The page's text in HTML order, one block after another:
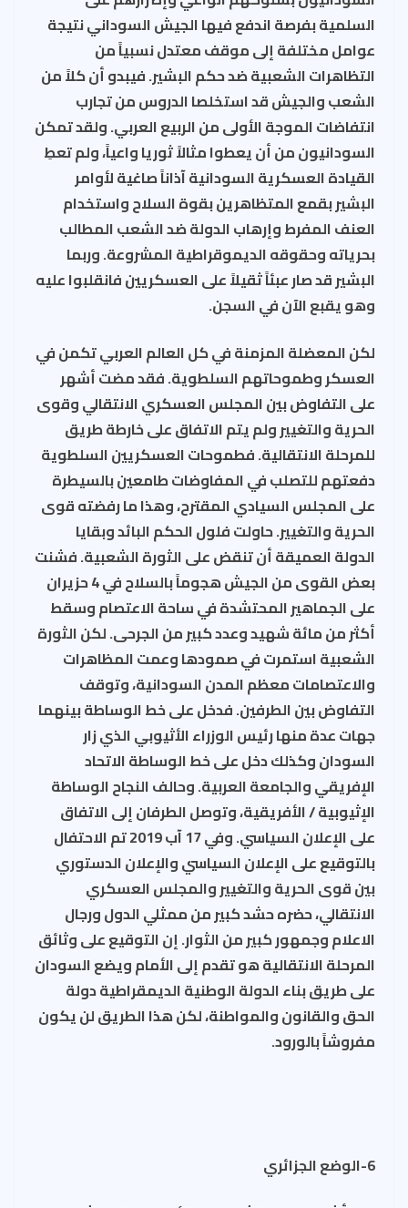
السلمية بفرصة اندفع فيها الجيش السوداني نتيجة
عوامل مختلفة إلى موقف معتدل نسبياً من
التظاهرات الشعبية ضد حكم البشير. فيبدو أن كلاً من
الشعب والجيش قد استخلصا الدروس من تجارب
انتفاضات الموجة الأولى من الربيع العربي. ولقد تمكن
السودانيون من أن يعطوا مثالاً ثوريا واعياً، ولم تعطِ
القيادة العسكرية السودانية آذاناً صاغية لأوامر
البشير بقمع المتظاهرين بقوة السلاح واستخدام
العنف المفرط وإرهاب الدولة ضد الشعب المطالب
بحرياته وحقوقه الديموقراطية المشروعة. وربما
البشير قد صار عبئاً ثقيلاً على العسكريين فانقلبوا عليه
وهو يقبع الآن في السجن.
لكن المعضلة المزمنة في كل العالم العربي تكمن في
العسكر وطموحاتهم السلطوية. فقد مضت أشهر
على التفاوض بين المجلس العسكري الانتقالي وقوى
الحرية والتغيير ولم يتم الاتفاق على خارطة طريق
للمرحلة الانتقالية. فطموحات العسكريين السلطوية
دفعتهم للتصلب في المفاوضات طامعين بالسيطرة
على المجلس السيادي المقترح، وهذا ما رفضته قوى
الحرية والتغيير. حاولت فلول الحكم البائد وبقايا
الدولة العميقة أن تنقض على الثورة الشعبية. فشنت
بعض القوى من الجيش هجوماً بالسلاح في 4 حزيران
على الجماهير المحتشدة في ساحة الاعتصام وسقط
أكثر من مائة شهيد وعدد كبير من الجرحى. لكن الثورة
الشعبية استمرت في صمودها وعمت المظاهرات
والاعتصامات معظم المدن السودانية، وتوقف
التفاوض بين الطرفين. فدخل على خط الوساطة بينهما
جهات عدة منها رئيس الوزراء الأثيوبي الذي زار
السودان وكذلك دخل على خط الوساطة الاتحاد
الإفريقي والجامعة العربية. وحالف النجاح الوساطة
الإثيوبية / الأفريقية، وتوصل الطرفان إلى الاتفاق
على الإعلان السياسي. وفي 17 آب 2019 تم الاحتفال
بالتوقيع على الإعلان السياسي والإعلان الدستوري
بين قوى الحرية والتغيير والمجلس العسكري
الانتقالي، حضره حشد كبير من ممثلي الدول ورجال
الاعلام وجمهور كبير من الثوار. إن التوقيع على وثائق
المرحلة الانتقالية هو تقدم إلى الأمام ويضع السودان
على طريق بناء الدولة الوطنية الديمقراطية دولة
الحق والقانون والمواطنة، لكن هذا الطريق لن يكون
مفروشاً بالورود.
6-الوضع الجزائري